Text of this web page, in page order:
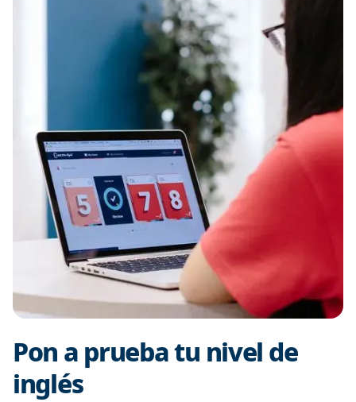
Pon a prueba tu nivel de
inglés